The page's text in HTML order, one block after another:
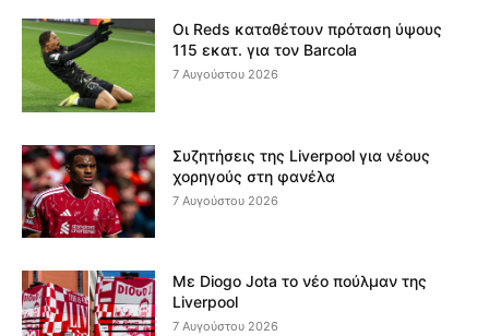
Οι Reds καταθέτουν πρόταση ύψους
115 εκατ. για τον Barcola
7 Αυγούστου 2026
Συζητήσεις της Liverpool για νέους
χορηγούς στη φανέλα
7 Αυγούστου 2026
Με Diogo Jota το νέο πούλμαν της
Liverpool
7 Αυγούστου 2026